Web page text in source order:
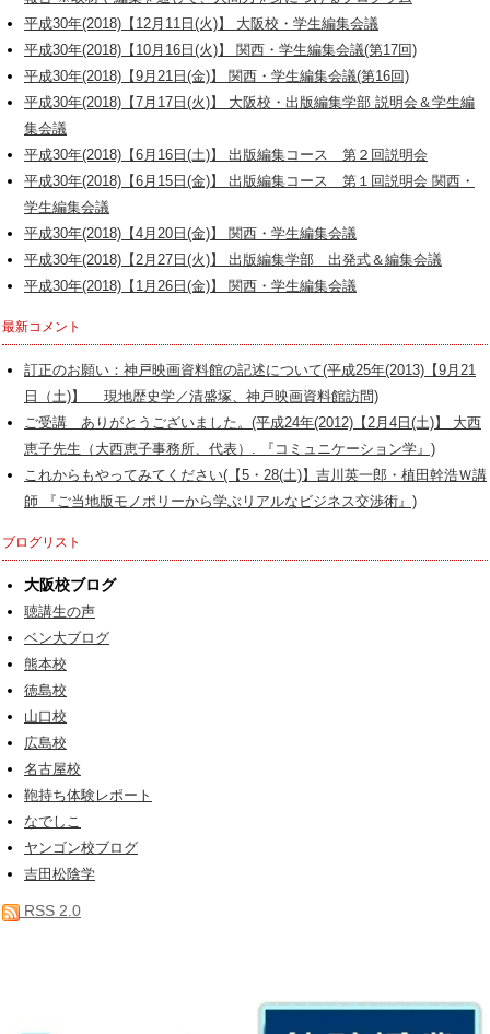
平成30年(2018)【12月11日(火)】 大阪校・学生編集会議
平成30年(2018)【10月16日(火)】 関西・学生編集会議(第17回)
平成30年(2018)【9月21日(金)】 関西・学生編集会議(第16回)
平成30年(2018)【7月17日(火)】 大阪校・出版編集学部 説明会＆学生編
集会議
平成30年(2018)【6月16日(土)】 出版編集コース 第２回説明会
平成30年(2018)【6月15日(金)】 出版編集コース 第１回説明会 関西・
学生編集会議
平成30年(2018)【4月20日(金)】 関西・学生編集会議
平成30年(2018)【2月27日(火)】 出版編集学部 出発式＆編集会議
平成30年(2018)【1月26日(金)】 関西・学生編集会議
最新コメント
訂正のお願い：神戸映画資料館の記述について(平成25年(2013)【9月21
日（土)】 現地歴史学／清盛塚、神戸映画資料館訪問)
ご受講 ありがとうございました。(平成24年(2012)【2月4日(土)】 大西
恵子先生（大西恵子事務所、代表）. 『コミュニケーション学』)
これからもやってみてください(【5・28(土)】吉川英一郎・植田幹浩Ｗ講
師 『ご当地版モノポリーから学ぶリアルなビジネス交渉術』)
ブログリスト
大阪校ブログ
聴講生の声
ベン大ブログ
熊本校
徳島校
山口校
広島校
名古屋校
鞄持ち体験レポート
なでしこ
ヤンゴン校ブログ
吉田松陰学
RSS 2.0